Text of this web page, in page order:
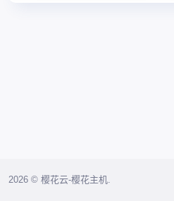
2026 © 樱花云-樱花主机.